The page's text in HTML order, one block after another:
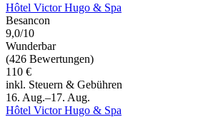
Hôtel Victor Hugo & Spa
Besancon
9,0/10
Wunderbar
(426 Bewertungen)
110 €
inkl. Steuern & Gebühren
16. Aug.–17. Aug.
Hôtel Victor Hugo & Spa